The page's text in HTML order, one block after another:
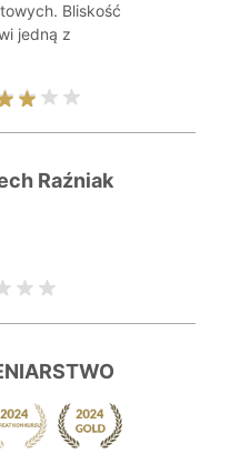
Bliskość
jedną z
Raźniak